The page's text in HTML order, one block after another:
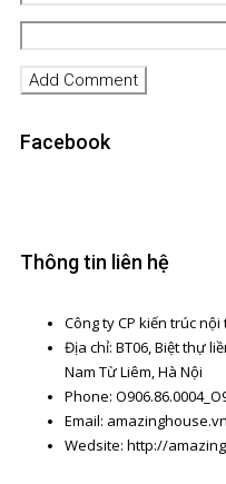
Facebook
Thông tin liên hệ
Công ty CP kiến trúc
Địa chỉ: BT06, Biệt thự
Nam Từ Liêm, Hà Nội
Phone:
Email:
Wedsite: http://